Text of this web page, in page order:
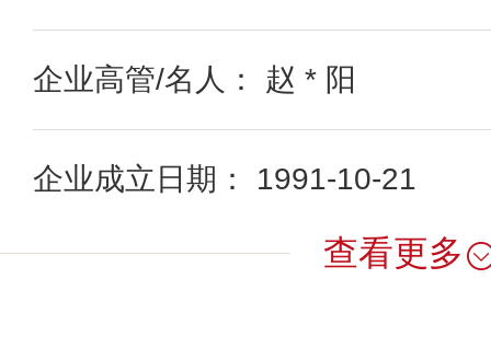
企业高管/名人： 赵 * 阳
企业成立日期： 1991-10-21
查看更多